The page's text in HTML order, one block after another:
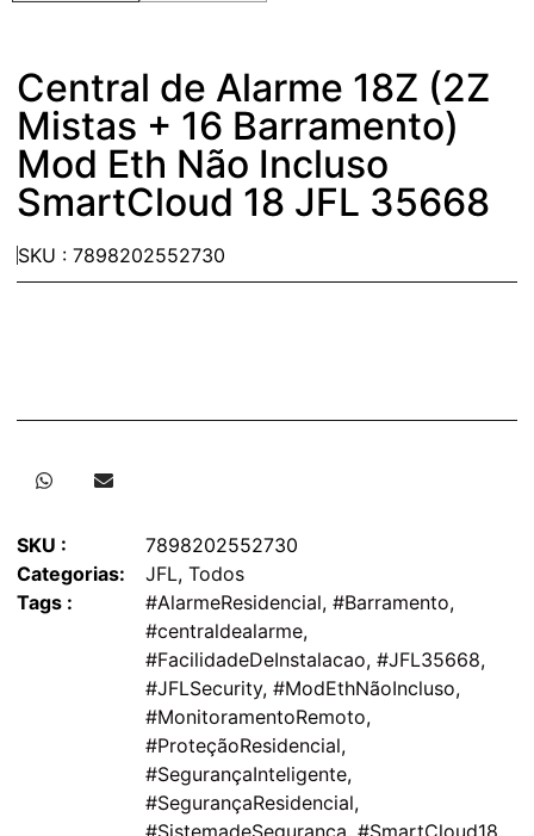
Central de Alarme 18Z (2Z
Mistas + 16 Barramento)
Mod Eth Não Incluso
SmartCloud 18 JFL 35668
SKU : 7898202552730
SKU :
7898202552730
Categorias:
JFL, Todos
Tags :
#AlarmeResidencial, #Barramento,
#centraldealarme,
#FacilidadeDeInstalacao, #JFL35668,
#JFLSecurity, #ModEthNãoIncluso,
#MonitoramentoRemoto,
#ProteçãoResidencial,
#SegurançaInteligente,
#SegurançaResidencial,